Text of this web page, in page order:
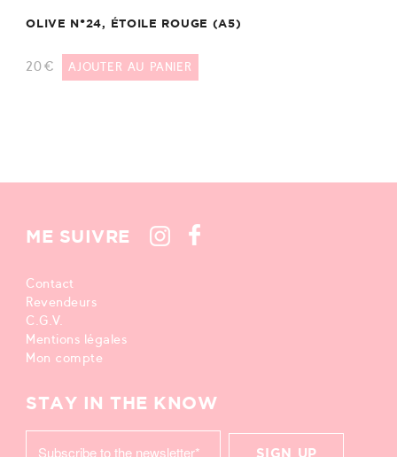
OLIVE N°24, ÉTOILE ROUGE (A5)
20€ AJOUTER AU PANIER
ME SUIVRE
Contact
Revendeurs
C.G.V.
Mentions légales
Mon compte
STAY IN THE KNOW